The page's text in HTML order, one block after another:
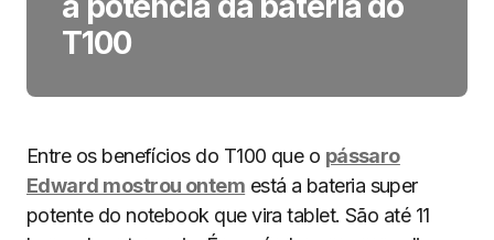
T100
Entre os benefícios do T100 que o pássaro
Edward mostrou ontem está a bateria super
potente do notebook que vira tablet. São até 11